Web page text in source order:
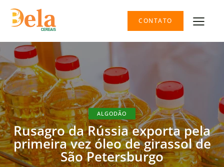
CONTATO
ALGODÃO
Rusagro da Rússia exporta pela
primeira vez óleo de girassol de
São Petersburgo